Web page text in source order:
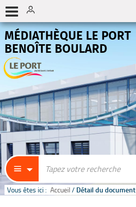
MÉDIATHÈQUE LE PORT
BENOÎTE BOULARD
Vous êtes ici : Accueil / Détail du document